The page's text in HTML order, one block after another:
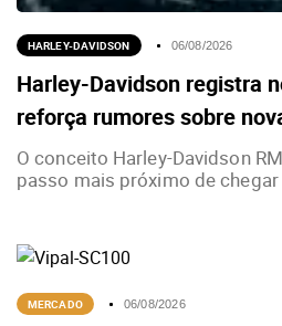
HARLEY-DAVIDSON 06/08/2026
Harley-Davidson registra
reforça rumores sobre
O conceito Harley-Davidson
passo mais próximo de chegar
MERCADO 06/08/2026